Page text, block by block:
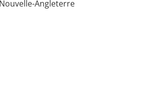
Nouvelle-Angleterre